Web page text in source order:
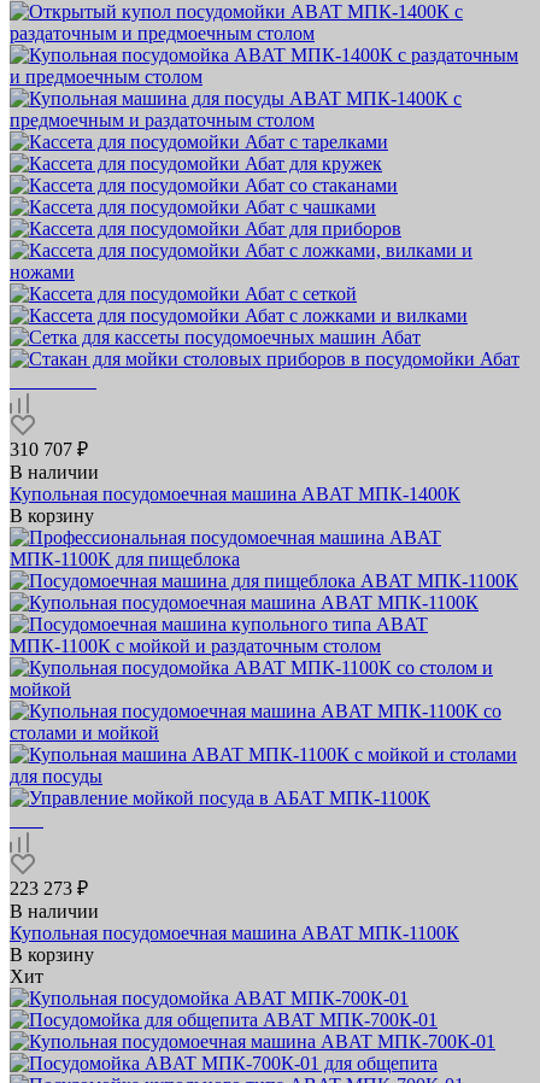
310 707 ₽
В наличии
Купольная посудомоечная машина ABAT МПК‑1400К
В корзину
223 273 ₽
В наличии
Купольная посудомоечная машина ABAT МПК‑1100К
В корзину
Хит